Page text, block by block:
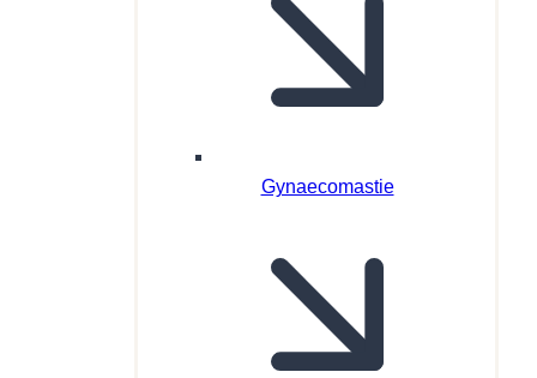
Gynaecomastie